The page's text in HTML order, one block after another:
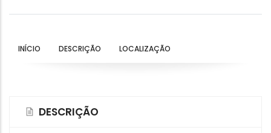
INÍCIO DESCRIÇÃO LOCALIZAÇÃO
DESCRIÇÃO